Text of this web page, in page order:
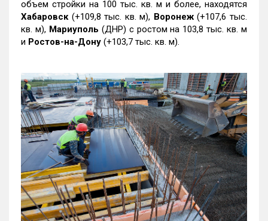
объем стройки на 100 тыс. кв. м и более, находятся
Хабаровск (+109,8 тыс. кв. м), Воронеж(+107,6 тыс.
кв. м), Мариуполь (ДНР) с ростом на 103,8 тыс. кв. м
и Ростов-на-Дону (+103,7 тыс. кв. м).